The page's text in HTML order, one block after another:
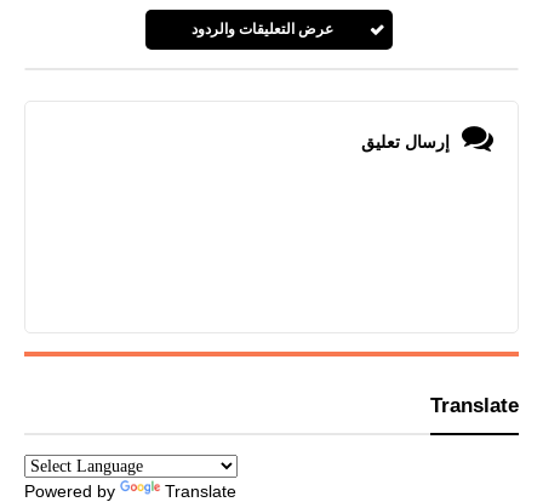
عرض التعليقات والردود
إرسال تعليق
Translate
Powered by Translate